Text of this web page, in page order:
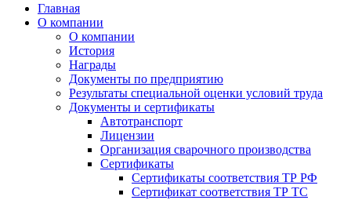
Главная
О компании
О компании
История
Награды
Документы по предприятию
Результаты специальной оценки условий труда
Документы и сертификаты
Автотранспорт
Лицензии
Организация сварочного производства
Cертификаты
Сертификаты соответствия ТР РФ
Сертификат соответствия ТР ТС